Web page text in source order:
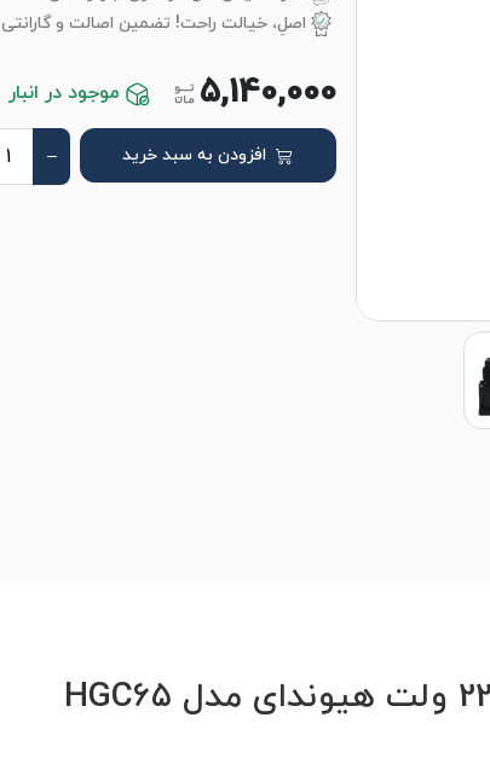
اصلِ، خیالت راحت! تضمین اصالت و گارانتی
5,140,000 موجود در انبار
افزودن به سبد خرید